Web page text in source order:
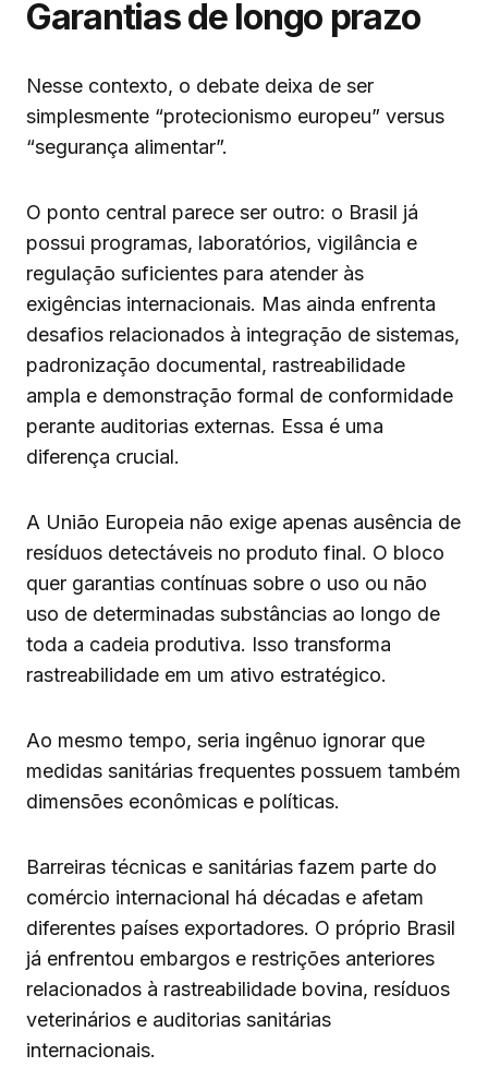
Garantias de longo prazo
Nesse contexto, o debate deixa de ser
simplesmente “protecionismo europeu” versus
“segurança alimentar”.
O ponto central parece ser outro: o Brasil já
possui programas, laboratórios, vigilância e
regulação suficientes para atender às
exigências internacionais. Mas ainda enfrenta
desafios relacionados à integração de sistemas,
padronização documental, rastreabilidade
ampla e demonstração formal de conformidade
perante auditorias externas. Essa é uma
diferença crucial.
A União Europeia não exige apenas ausência de
resíduos detectáveis no produto final. O bloco
quer garantias contínuas sobre o uso ou não
uso de determinadas substâncias ao longo de
toda a cadeia produtiva. Isso transforma
rastreabilidade em um ativo estratégico.
Ao mesmo tempo, seria ingênuo ignorar que
medidas sanitárias frequentes possuem também
dimensões econômicas e políticas.
Barreiras técnicas e sanitárias fazem parte do
comércio internacional há décadas e afetam
diferentes países exportadores. O próprio Brasil
já enfrentou embargos e restrições anteriores
relacionados à rastreabilidade bovina, resíduos
veterinários e auditorias sanitárias
internacionais.